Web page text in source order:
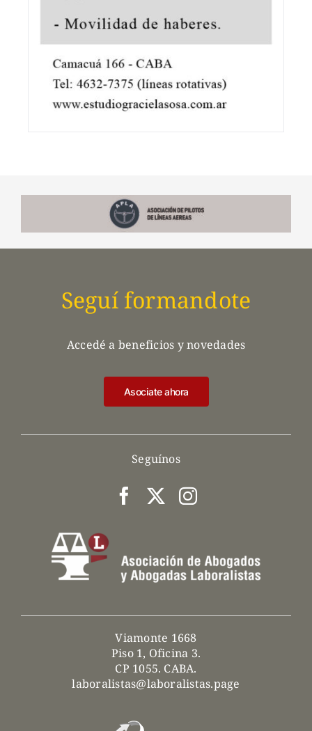
Viamonte 1668
Piso 1, Oficina 3.
CP 1055. CABA.
laboralistas@laboralistas.page
Seguínos
Seguí formandote
Accedé a beneficios y novedades
Asociate ahora